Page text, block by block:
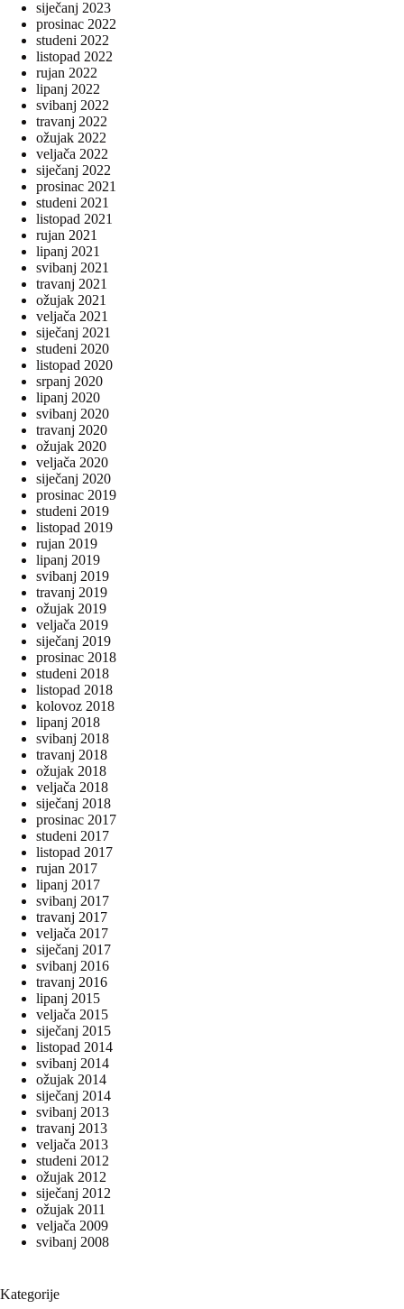
siječanj 2023
prosinac 2022
studeni 2022
listopad 2022
rujan 2022
lipanj 2022
svibanj 2022
travanj 2022
ožujak 2022
veljača 2022
siječanj 2022
prosinac 2021
studeni 2021
listopad 2021
rujan 2021
lipanj 2021
svibanj 2021
travanj 2021
ožujak 2021
veljača 2021
siječanj 2021
studeni 2020
listopad 2020
srpanj 2020
lipanj 2020
svibanj 2020
travanj 2020
ožujak 2020
veljača 2020
siječanj 2020
prosinac 2019
studeni 2019
listopad 2019
rujan 2019
lipanj 2019
svibanj 2019
travanj 2019
ožujak 2019
veljača 2019
siječanj 2019
prosinac 2018
studeni 2018
listopad 2018
kolovoz 2018
lipanj 2018
svibanj 2018
travanj 2018
ožujak 2018
veljača 2018
siječanj 2018
prosinac 2017
studeni 2017
listopad 2017
rujan 2017
lipanj 2017
svibanj 2017
travanj 2017
veljača 2017
siječanj 2017
svibanj 2016
travanj 2016
lipanj 2015
veljača 2015
siječanj 2015
listopad 2014
svibanj 2014
ožujak 2014
siječanj 2014
svibanj 2013
travanj 2013
veljača 2013
studeni 2012
ožujak 2012
siječanj 2012
ožujak 2011
veljača 2009
svibanj 2008
Kategorije